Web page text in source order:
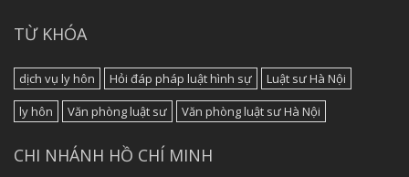
TỪ KHÓA
dịch vụ ly hôn Hỏi đáp pháp luật hình sự
Luật sư Hà Nội
ly hôn
Văn phòng luật sư Văn phòng luật sư Hà Nội
CHI NHÁNH HỒ CHÍ MINH